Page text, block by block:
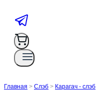
Главная > Слэб > Карагач - слэб